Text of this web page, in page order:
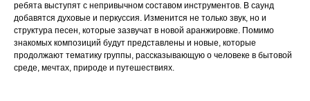
ребята выступят с непривычном составом инструментов. В саунд
добавятся духовые и перкуссия. Изменится не только звук, но и
структура песен, которые зазвучат в новой аранжировке. Помимо
знакомых композиций будут представлены и новые, которые
продолжают тематику группы, рассказывающую о человеке в бытовой
среде, мечтах, природе и путешествиях.